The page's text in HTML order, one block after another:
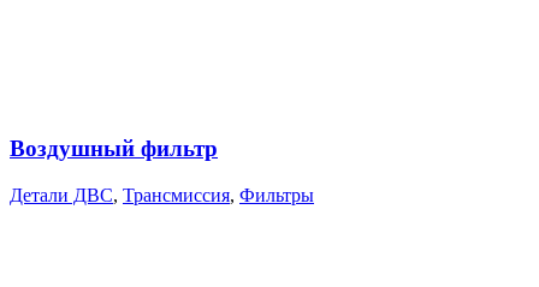
Воздушный фильтр
Детали ДВС, Трансмиссия, Фильтры